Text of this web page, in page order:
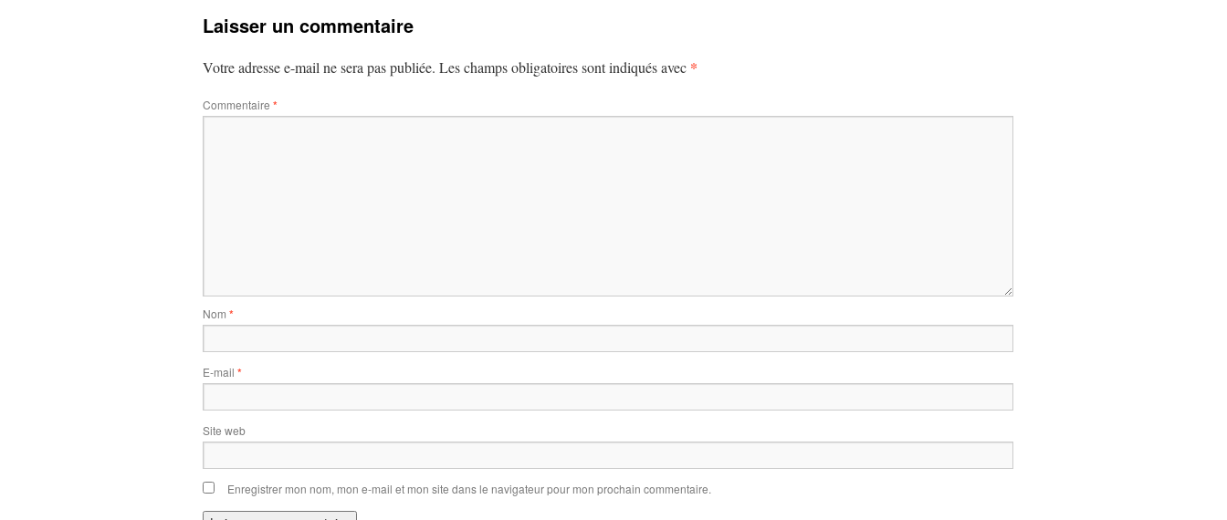
Laisser un commentaire
Votre adresse e-mail ne sera pas publiée. Les champs obligatoires sont indiqués avec *
Commentaire *
Nom *
E-mail *
Site web
Enregistrer mon nom, mon e-mail et mon site dans le navigateur pour mon prochain commentaire.